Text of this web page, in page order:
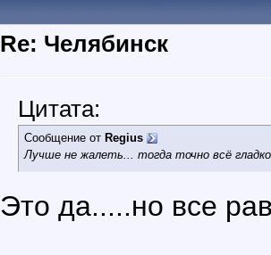
Re: Челябинск
Цитата:
Сообщение от Regius
Лучше не жалеть... тогда точно всё
Это да.....но все